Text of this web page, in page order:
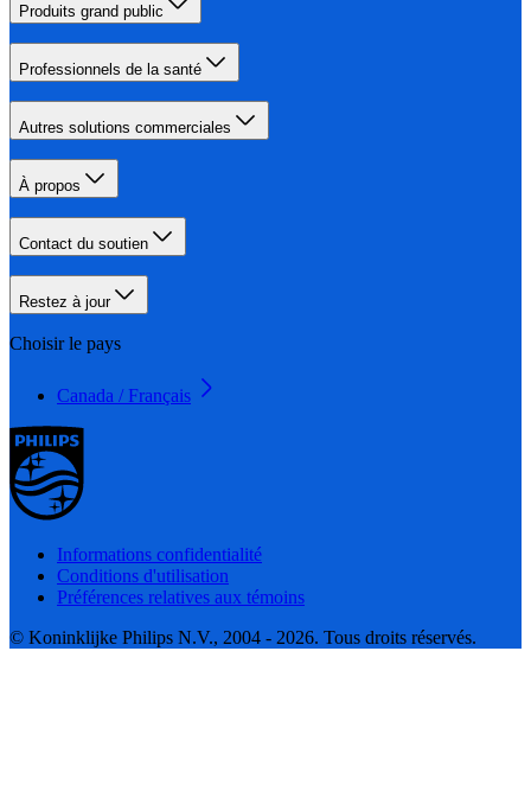
Produits grand public
Professionnels de la santé
Autres solutions commerciales
À propos
Contact du soutien
Restez à jour
Choisir le pays
Canada / Français
Informations confidentialité
Conditions d'utilisation
Préférences relatives aux témoins
© Koninklijke Philips N.V., 2004 - 2026. Tous droits réservés.